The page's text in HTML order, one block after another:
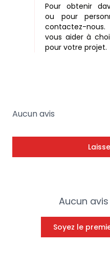
Pour obtenir
ou pour
contactez-
vous aider à
pour votre projet.
Aucun
Soyez le
Aucun avis